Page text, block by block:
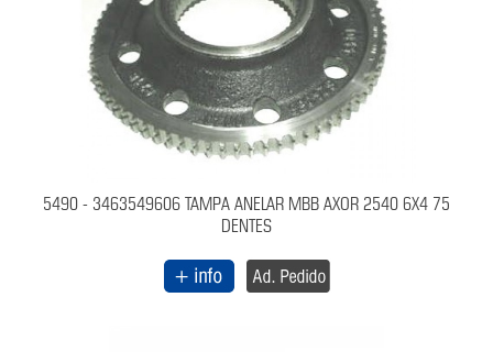
5490 - 3463549606 TAMPA ANELAR MBB AXOR 2540 6X4 75
DENTES